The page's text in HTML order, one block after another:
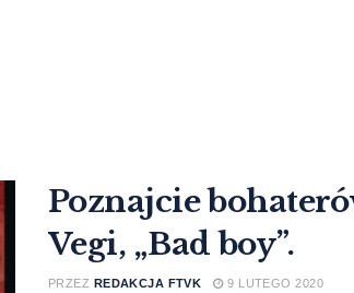
Poznajcie
Vegi, „Bad boy”.
PRZEZ REDAKCJA FTVK 9 LUTEGO 2020